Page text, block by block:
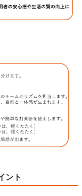
ント